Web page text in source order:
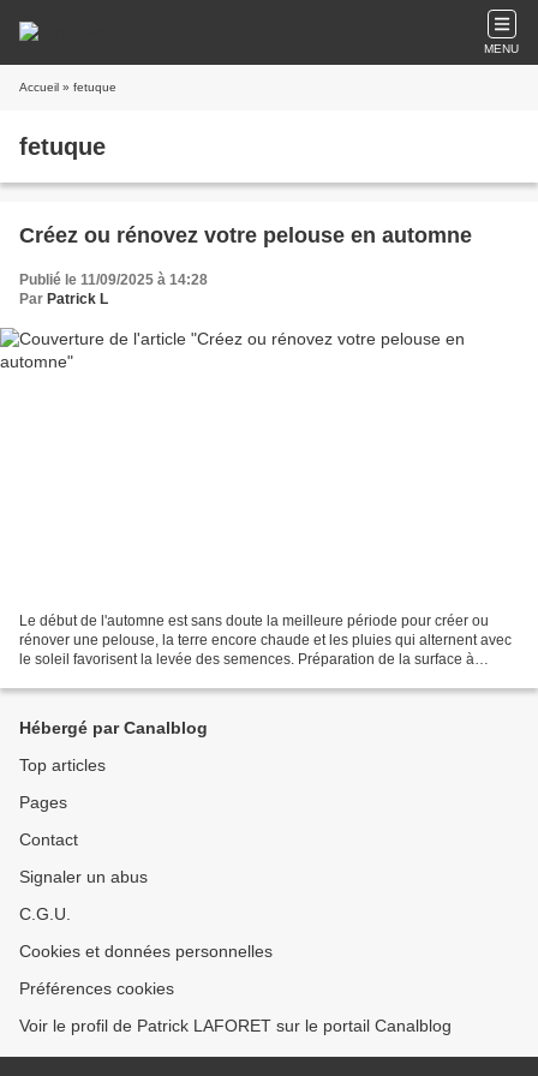
MENU
Accueil » fetuque
fetuque
Créez ou rénovez votre pelouse en automne
Publié le 11/09/2025 à 14:28
Par Patrick L
Le début de l'automne est sans doute la meilleure période pour créer ou
rénover une pelouse, la terre encore chaude et les pluies qui alternent avec
le soleil favorisent la levée des semences. Préparation de la surface à
Hébergé par Canalblog
Top articles
Pages
Contact
Signaler un abus
C.G.U.
Cookies et données personnelles
Préférences cookies
Voir le profil de Patrick LAFORET sur le portail Canalblog